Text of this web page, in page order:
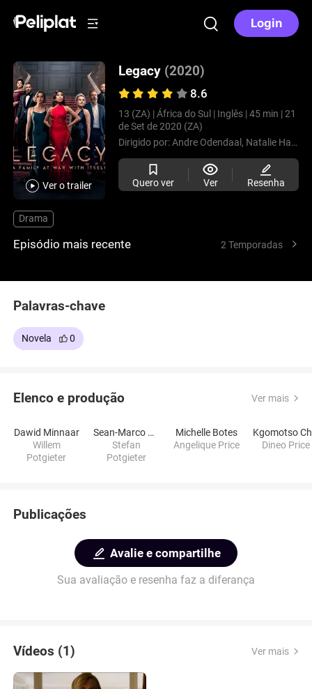
Login
Ver o trailer
Legacy (2020)
8.6
13 (ZA) | África do Sul | Inglês | 45 min | 21
de Set de 2020 (ZA)
Dirigido por:Andre Odendaal, Natalie Haarhoff,
Quero ver Ver Resenha
Drama
Episódio mais recente 2 Temporadas
Palavras-chave
Novela 0
Elenco e produção Ver mais
Dawid Minnaar
Willem
Potgieter
Sean-Marco Vorster
Stefan
Potgieter
Michelle Botes
Angelique Price
Dineo Price
Publicações
Avalie e compartilhe
Sua avaliação e resenha faz a diferança
Vídeos (1) Ver mais